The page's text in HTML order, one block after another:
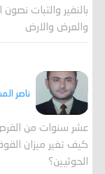
بالنفير والثبات نصون
والعرض والارض
ناصر
عشر سنوات من
كيف تغير ميزان
الحوثيين؟